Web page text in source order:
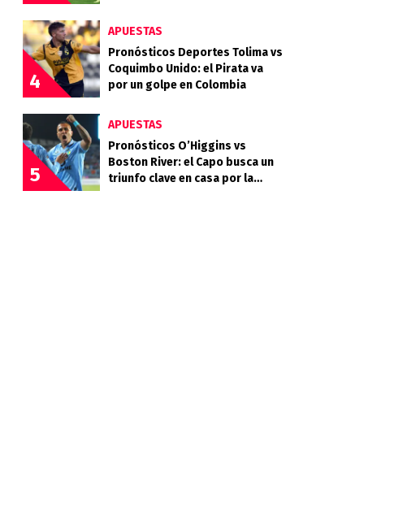
4
APUESTAS
Pronósticos Deportes Tolima vs
Coquimbo Unido: el Pirata va
por un golpe en Colombia
5
APUESTAS
Pronósticos O’Higgins vs
Boston River: el Capo busca un
triunfo clave en casa por la